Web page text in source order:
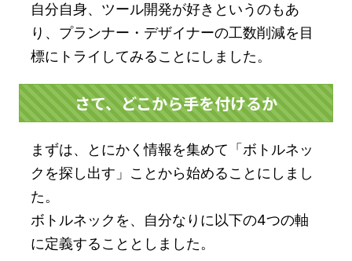
自分自身、ツール開発が好きというのもあ
り、プランナー・デザイナーの工数削減を目
標にトライしてみることにしました。
さて、どこから手を付けるか
まずは、とにかく情報を集めて「ボトルネッ
クを探し出す」ことから始めることにしまし
た。
ボトルネックを、自分なりに以下の4つの軸
に定義することとしました。